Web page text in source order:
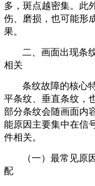
多，斑点越密集。此
伤、磨损，也可能形
果。
二、画面出现条
相关
条纹故障的核心
平条纹、垂直条纹，
部分条纹会随画面内
能原因主要集中在信
件相关。
（一）最常见原
配